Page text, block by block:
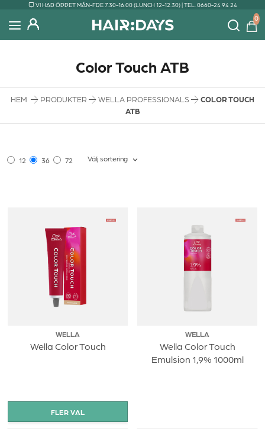
VI HAR ÖPPET MÅN-FRE 7.30-16.00 (LUNCH 12-12.30) | TEL. 0660-24 94 24
0
Color Touch ATB
HEM PRODUKTER WELLA PROFESSIONALS
COLOR TOUCH
ATB
12 36 72 Välj sortering
WELLA
Wella Color Touch
WELLA
Wella Color Touch
Emulsion 1,9% 1000ml